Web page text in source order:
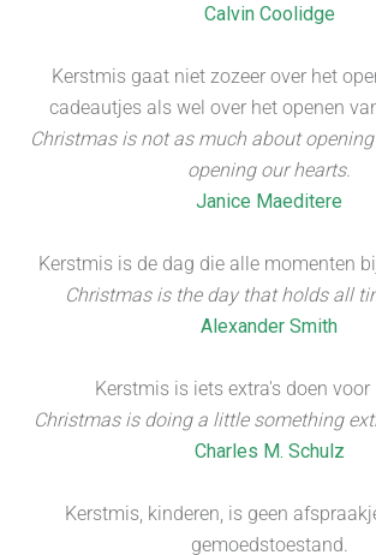
Calvin Coolidge
Kerstmis gaat niet zozeer over het
cadeautjes als wel over het openen
Christmas is not as much about
opening our hearts.
Janice Maeditere
Kerstmis is de dag die alle momenten
Christmas is the day that holds all
Alexander Smith
Kerstmis is iets extra's doen voor
Christmas is doing a little something
Charles M. Schulz
Kerstmis, kinderen, is geen
gemoedstoestand.